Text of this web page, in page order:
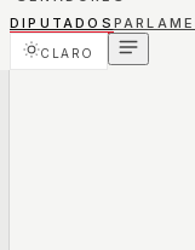
DIPUTADOS
CLARO